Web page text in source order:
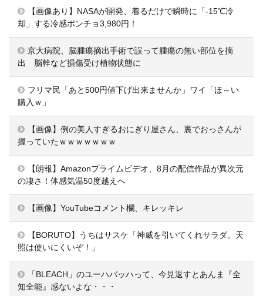
【画像あり】NASAが開発、着るだけで瞬時に「-15℃冷
却」する冷感ポンチョ3,980円！
京大病院、脳腫瘍摘出手術で誤って腫瘍の無い部位を摘
出 脳幹など損傷受け植物状態に
フリマ民「あと500円値下げ出来ませんか」ワイ「ほ～い
購入ｗ」
【画像】例の美人すぎるおにぎり屋さん、裏でおっさんが
握っていたｗｗｗｗｗｗｗ
【朗報】Amazonプライムビデオ、8月の配信作品が異次元
の凄さ！体感気温50度越えへ
【画像】YouTubeコメント欄、キレッキレ
【BORUTO】うちはサスケ「神威を引いてくれサラダ。天
照は使いにくいぞ！」
「BLEACH」のユーハバッハって、今見返すとあんま『全
知全能』感ないよな・・・